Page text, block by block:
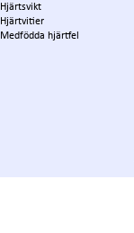
Hjärtsvikt
Hjärtvitier
Medfödda hjärtfel